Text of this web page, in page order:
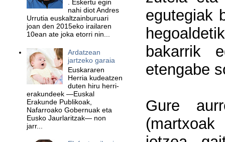
egutegiak
bakarrik
etengabe
Gure
. Eskertu egin
nahi diot Andres
Urrutia euskaltzainburuari
joan den 2015eko irailaren
10ean ate joka etorri nin...
Ardatzean
jartzeko garaia
Euskararen
Herria kudeatzen
duten hiru herri-
erakundeek —Euskal
Erakunde Publikoak,
Nafarroako Gobernuak eta
Eusko Jaurlaritzak— non
jarr...